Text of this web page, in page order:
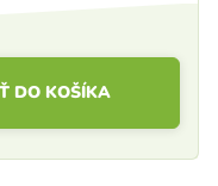
DO KOŠÍKA